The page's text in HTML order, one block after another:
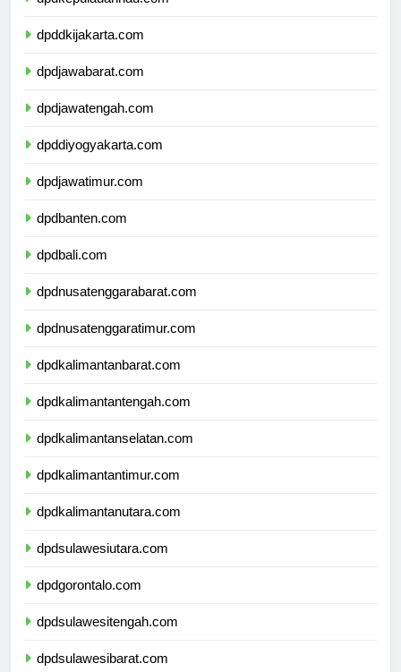
dpddkijakarta.com
dpdjawabarat.com
dpdjawatengah.com
dpddiyogyakarta.com
dpdjawatimur.com
dpdbanten.com
dpdbali.com
dpdnusatenggarabarat.com
dpdnusatenggaratimur.com
dpdkalimantanbarat.com
dpdkalimantantengah.com
dpdkalimantanselatan.com
dpdkalimantantimur.com
dpdkalimantanutara.com
dpdsulawesiutara.com
dpdgorontalo.com
dpdsulawesitengah.com
dpdsulawesibarat.com